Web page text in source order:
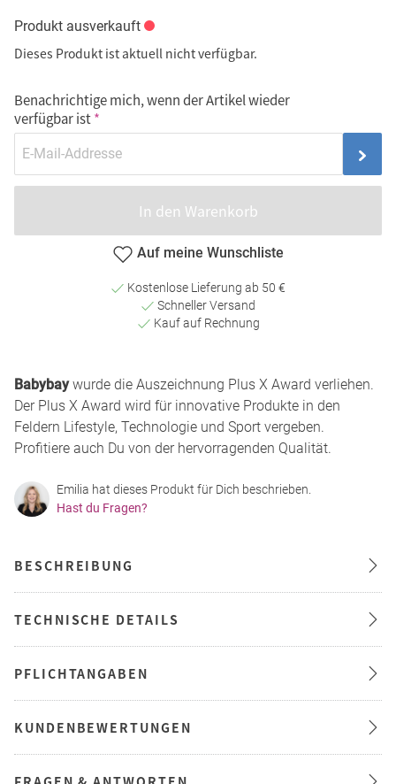
Produkt ausverkauft
Dieses Produkt ist aktuell nicht verfügbar.
Benachrichtige mich, wenn der Artikel wieder
verfügbar ist
In den Warenkorb
Auf meine Wunschliste
Kostenlose Lieferung ab 50 €
Schneller Versand
Kauf auf Rechnung
Babybaywurde die Auszeichnung Plus X Award verliehen.
Der Plus X Award wird für innovative Produkte in den
Feldern Lifestyle, Technologie und Sport vergeben.
Profitiere auch Du von der hervorragenden Qualität.
Emilia hat dieses Produkt für Dich beschrieben.
Hast du Fragen?
BESCHREIBUNG
TECHNISCHE DETAILS
PFLICHTANGABEN
KUNDENBEWERTUNGEN